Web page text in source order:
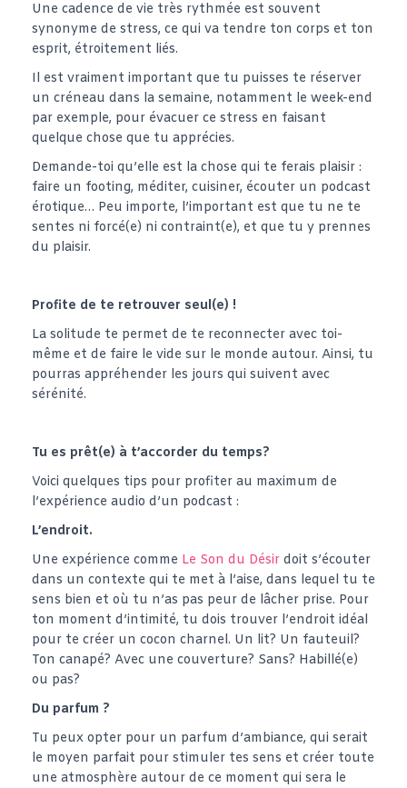
Une cadence de vie très rythmée est souvent
synonyme de stress, ce qui va tendre ton corps et ton
esprit, étroitement liés.
Il est vraiment important que tu puisses te réserver
un créneau dans la semaine, notamment le week-end
par exemple, pour évacuer ce stress en faisant
quelque chose que tu apprécies.
Demande-toi qu’elle est la chose qui te ferais plaisir :
faire un footing, méditer, cuisiner, écouter un podcast
érotique… Peu importe, l’important est que tu ne te
sentes ni forcé(e) ni contraint(e), et que tu y prennes
du plaisir.
Profite de te retrouver seul(e) !
La solitude te permet de te reconnecter avec toi-
même et de faire le vide sur le monde autour. Ainsi, tu
pourras appréhender les jours qui suivent avec
sérénité.
Tu es prêt(e) à t’accorder du temps?
Voici quelques tips pour profiter au maximum de
l’expérience audio d’un podcast :
L’endroit.
Une expérience comme Le Son du Désir doit s’écouter
dans un contexte qui te met à l’aise, dans lequel tu te
sens bien et où tu n’as pas peur de lâcher prise. Pour
ton moment d’intimité, tu dois trouver l’endroit idéal
pour te créer un cocon charnel. Un lit? Un fauteuil?
Ton canapé? Avec une couverture? Sans? Habillé(e)
ou pas?
Du parfum ?
Tu peux opter pour un parfum d’ambiance, qui serait
le moyen parfait pour stimuler tes sens et créer toute
une atmosphère autour de ce moment qui sera le